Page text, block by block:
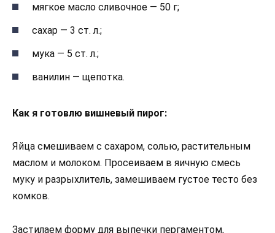
мягкое масло сливочное — 50 г;
сахар — 3 ст. л.;
мука — 5 ст. л.;
ванилин — щепотка.
Как я готовлю вишневый пирог:
Яйца смешиваем с сахаром, солью, растительным
маслом и молоком. Просеиваем в яичную смесь
муку и разрыхлитель, замешиваем густое тесто без
комков.
Застилаем форму для выпечки пергаментом,